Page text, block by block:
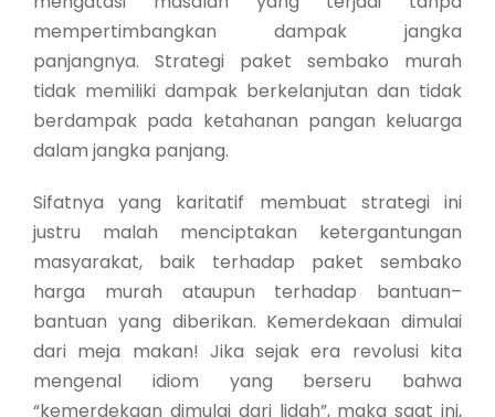
mempertimbangkan dampak jangka
panjangnya. Strategi paket sembako murah
tidak memiliki dampak berkelanjutan dan tidak
berdampak pada ketahanan pangan keluarga
dalam jangka panjang.
Sifatnya yang karitatif membuat strategi ini
justru malah menciptakan ketergantungan
masyarakat, baik terhadap paket sembako
harga murah ataupun terhadap bantuan–
bantuan yang diberikan. Kemerdekaan dimulai
dari meja makan! Jika sejak era revolusi kita
mengenal idiom yang berseru bahwa
“kemerdekaan dimulai dari lidah”, maka saat ini,